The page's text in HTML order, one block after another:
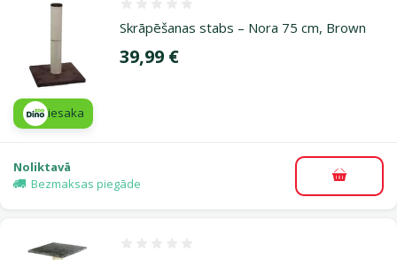
Skrāpēšanas stabs – Nora 75 cm, Brown
Cena
39,99 €
iesaka
Noliktavā
Bezmaksas piegāde